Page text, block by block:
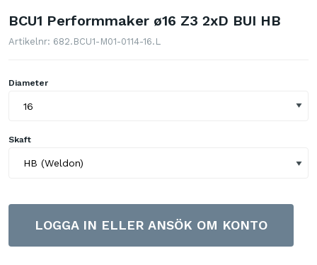
BCU1 Performmaker ø16 Z3 2xD BUI HB
Artikelnr: 682.BCU1-M01-0114-16.L
Diameter
Skaft
LOGGA IN ELLER ANSÖK OM KONTO